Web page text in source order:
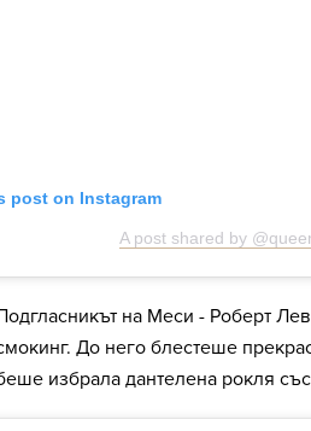
post on Instagram
A post shared by
на Меси - Роберт
До него блестеше
избрала дантелена рокля